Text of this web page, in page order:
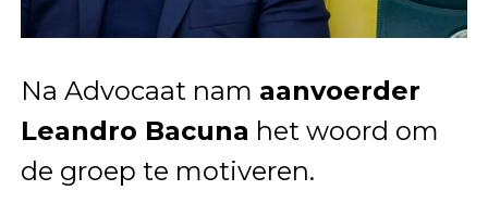
Na Advocaat nam aanvoerder
Leandro Bacuna het woord om
de groep te motiveren.